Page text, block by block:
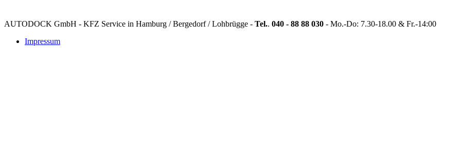
AUTODOCK GmbH - KFZ Service in Hamburg / Bergedorf / Lohbrügge - Tel.. 040 - 88 88 030 - Mo.-Do: 7.30-18.00 & Fr.-14:00
Impressum